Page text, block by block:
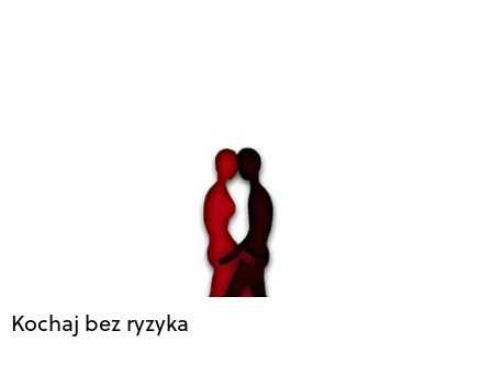
Kochaj bez ryzyka